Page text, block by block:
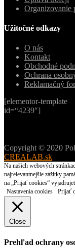
Organizovanie
Užitočné odkazy
O nás
Kontakt
Obchodné
Ochrana
Reklamačný
[elementor-template
id=“4239″]
Copyright © 2020
CREALAB.sk
Na našich webových
najrelevantnejšie zážitky
na „Prijať cookies“
Nastavenia cookies
Prijať
Close
Prehľad ochrany